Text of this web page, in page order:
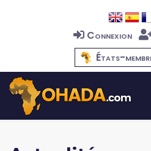
Connexion
États-